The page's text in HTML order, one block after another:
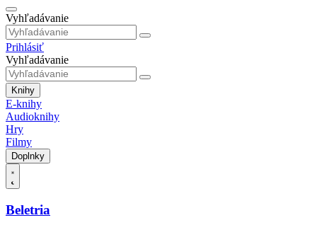
Vyhľadávanie
Prihlásiť
Vyhľadávanie
Knihy
E-knihy
Audioknihy
Hry
Filmy
Doplnky
Beletria